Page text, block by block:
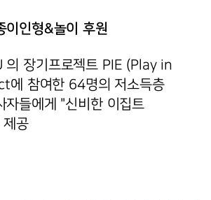
이인형&놀이 후원
의 장기프로젝트 PIE (Play in
에 참여한 64명의 저소득층
자들에게 "신비한 이집트
제공